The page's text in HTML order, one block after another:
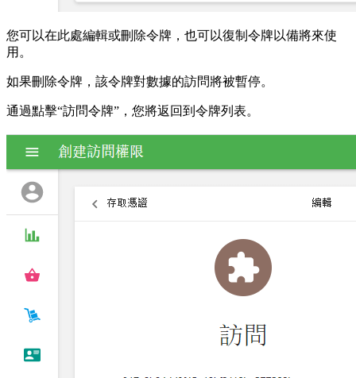
您可以在此處編輯或刪除令牌，也可以復制令牌以備將來使
用。
如果刪除令牌，該令牌對數據的訪問將被暫停。
通過點擊“訪問令牌”，您將返回到令牌列表。